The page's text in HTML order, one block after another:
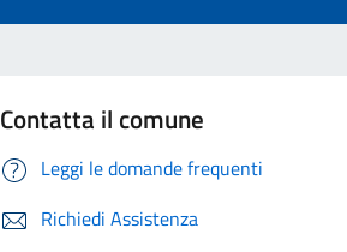
Contatta il comune
Leggi le domande frequenti
Richiedi Assistenza